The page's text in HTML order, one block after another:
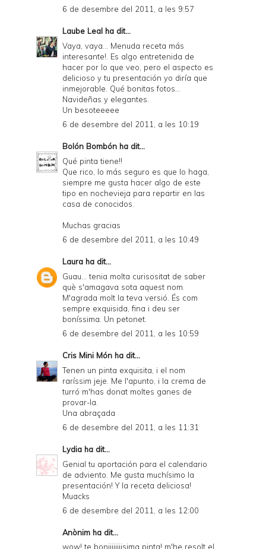
6 de desembre del 2011, a les 9:57
Laube Leal ha dit...
Vaya, vaya... Menuda receta más
interesante!. Es algo entretenida de
hacer por lo que veo, pero el aspecto es
delicioso y tu presentación yo diría que
inmejorable. Qué bonitas fotos...
Navideñas y elegantes.
Un besoteeeee
6 de desembre del 2011, a les 10:19
Bolón Bombón ha dit...
Qué pinta tiene!!
Que rico, lo más seguro es que lo haga,
siempre me gusta hacer algo de este
tipo en nochevieja para repartir en las
casa de conocidos.
Muchas gracias
6 de desembre del 2011, a les 10:49
Laura ha dit...
Guau... tenia molta curisositat de saber
què s'amagava sota aquest nom.
M'agrada molt la teva versió. És com
sempre exquisida, fina i deu ser
boníssima. Un petonet.
6 de desembre del 2011, a les 10:59
Cris Mini Món ha dit...
Tenen un pinta exquisita, i el nom
raríssim jeje. Me l'apunto, i la crema de
turró m'has donat moltes ganes de
provar-la.
Una abraçada
6 de desembre del 2011, a les 11:31
Lydia ha dit...
Genial tu aportación para el calendario
de adviento. Me gusta muchísimo la
presentación! Y la receta deliciosa!
Muacks
6 de desembre del 2011, a les 12:00
Anònim ha dit...
wow! te boniiiiiiiisima pinta! m'he resolt el